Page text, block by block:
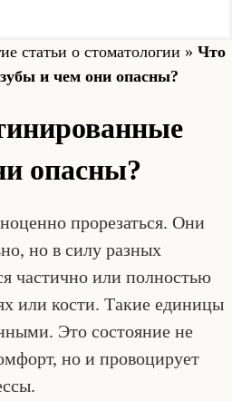
статьи о стоматологии » Что
и чем они опасны?
опасны?
прорезаться. Они
но в силу разных
частично или полностью
или кости. Такие единицы
Это состояние не
но и провоцирует